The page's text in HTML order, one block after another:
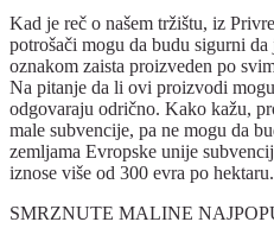
Kad je reč o našem tržištu, iz
potrošači mogu da budu sigurni
oznakom zaista proizveden po
Na pitanje da li ovi proizvodi
odgovaraju odrično. Kako kažu,
male subvencije, pa ne mogu da
zemljama Evropske unije
iznose više od 300 evra po hektaru.
SMRZNUTE MALINE